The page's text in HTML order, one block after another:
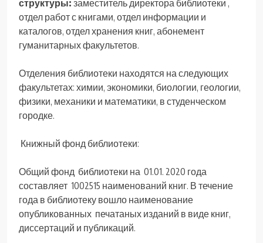
структуры: заместитель директора библиотеки ,
отдел работ с книгами, отдел информации и
каталогов, отдел хранения книг, абонемент
гуманитарных факультетов.
Отделения библиотеки находятся на следующих
факультетах: химии, экономики, биологии, геологии,
физики, механики и математики, в студенческом
городке.
Книжный фонд библиотеки:
Общий фонд библиотеки на 01.01. 2020 года
составляет 1002515 наименований книг. В течение
года в библиотеку вошло наименование
опубликованных печатаных изданий в виде книг,
диссертаций и публикаций.